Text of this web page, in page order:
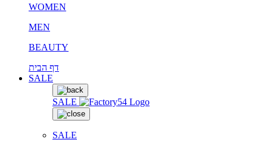
WOMEN
MEN
BEAUTY
דף הבית
SALE
SALE
SALE